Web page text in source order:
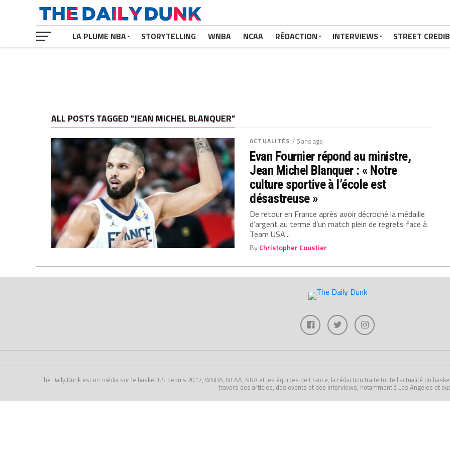
LA PLUME NBA STORYTELLING WNBA NCAA RÉDACTION INTERVIEWS STREET
ALL POSTS TAGGED "JEAN MICHEL BLANQUER"
ACTUALITÉS / 5 ans ago
Evan Fournier répond au ministre,
Jean Michel Blanquer : « Notre
culture sportive à l’école est
désastreuse »
De retour en France après avoir décroché la médaille
d’argent au terme d’un match plein de regrets face à
Team USA...
ByChristopher Coustier
The Daily Dunk est un média sur le basket US depuis 2017, WNBA, NCAA, NBA et les équipes de France, la rédaction traite toute l'actualité du
travers des articles, des events et des interviews, notamment à Los Angeles et